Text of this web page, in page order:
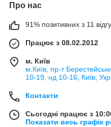
Про нас
91% позитивних з 11
Працює з 08.02.2012
м. Київ
м.Київ, пр-т
10-19, нд 10-16, Київ,
Контакти
Сьогодні працює з
Показати весь графік